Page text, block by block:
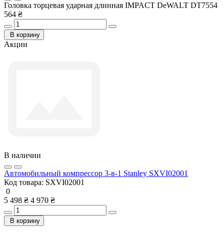
Головка торцевая ударная длинная IMPACT DeWALT DT7554
564 ₴
В корзину
Акции
В наличии
Автомобильный компрессор 3-в-1 Stanley SXVI02001
Код товара: SXVI02001
0
5 498 ₴ 4 970 ₴
В корзину